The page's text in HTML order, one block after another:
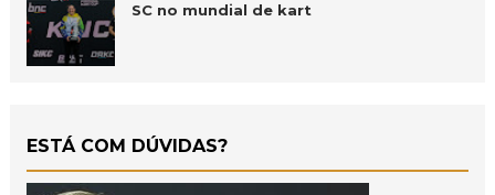
SC no mundial de kart
ESTÁ COM DÚVIDAS?